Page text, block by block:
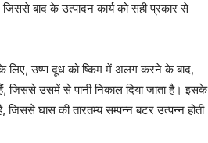
बाद के उत्पादन कार्य को सही प्रकार से
लिए, उष्ण दूध को ष्किम में अलग करने के बाद,
जिससे उसमें से पानी निकाल दिया जाता है। इसके
जिससे घास की तारतम्य सम्पन्न बटर उत्पन्न होती